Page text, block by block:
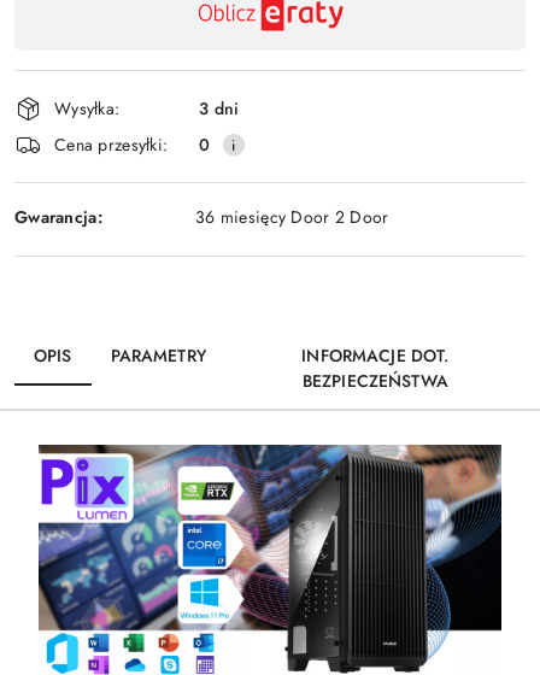
płatność
i
dostawa
Wysyłka:
3 dni
Cena przesyłki:
0
Gwarancja: 36 miesięcy Door 2 Door
OPIS PARAMETRY
INFORMACJE DOT.
BEZPIECZEŃSTWA